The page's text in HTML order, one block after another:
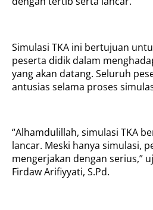
Simulasi TKA ini bertujuan
peserta didik dalam
yang akan datang. Seluruh
antusias selama proses
“Alhamdulillah, simulasi TKA
lancar. Meski hanya simulasi,
mengerjakan dengan serius,”
Firdaw Arifiyyati, S.Pd.